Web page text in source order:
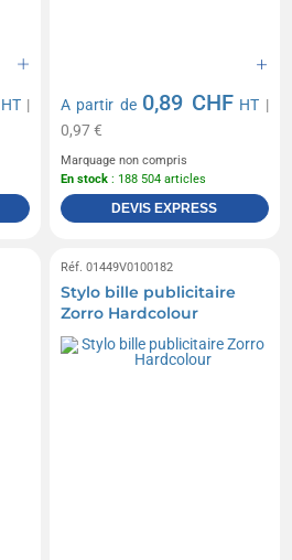
HT|
A partir de 0,89 CHF HT |
0,97 €
Marquage non compris
En stock : 188 504 articles
DEVIS EXPRESS
Réf. 01449V0100182
Stylo bille publicitaire
Zorro Hardcolour